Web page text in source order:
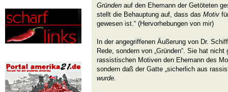
Gründen auf den Ehemann der Getöteten
stellt die Behauptung auf, dass das Motiv
gewesen ist.“ (Hervorhebungen von mir)
In der angegriffenen Äußerung von Dr.
Rede, sondern von „Gründen“. Sie hat
rassistischen Motiven den Ehemann des
sondern daß der Gatte „sicherlich aus
wurde.